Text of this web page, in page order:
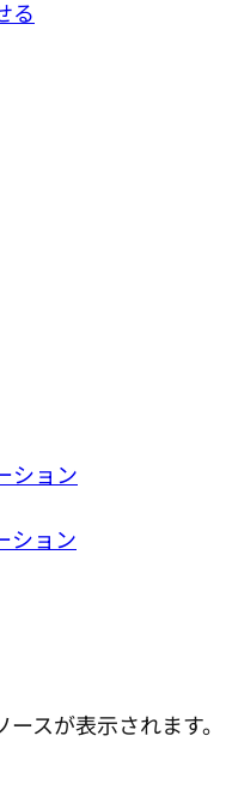
る
ション
ション
スが表示されます。